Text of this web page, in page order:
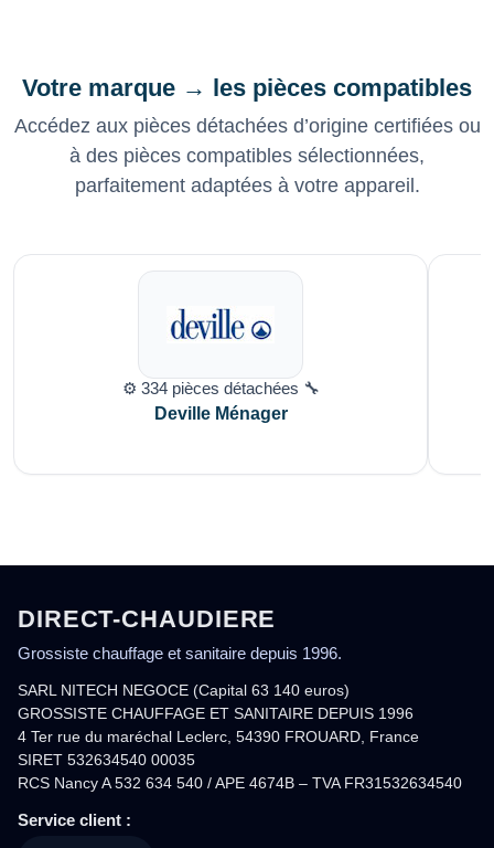
Votre marque → les pièces compatibles
Accédez aux pièces détachées d’origine certifiées ou
à des pièces compatibles sélectionnées,
parfaitement adaptées à votre appareil.
⚙️ 334 pièces détachées 🔧
Deville Ménager
DIRECT-CHAUDIERE
Grossiste chauffage et sanitaire depuis 1996.
SARL NITECH NEGOCE (Capital 63 140 euros)
GROSSISTE CHAUFFAGE ET SANITAIRE DEPUIS 1996
4 Ter rue du maréchal Leclerc, 54390 FROUARD, France
SIRET 532634540 00035
RCS Nancy A 532 634 540 / APE 4674B – TVA FR31532634540
Service client :